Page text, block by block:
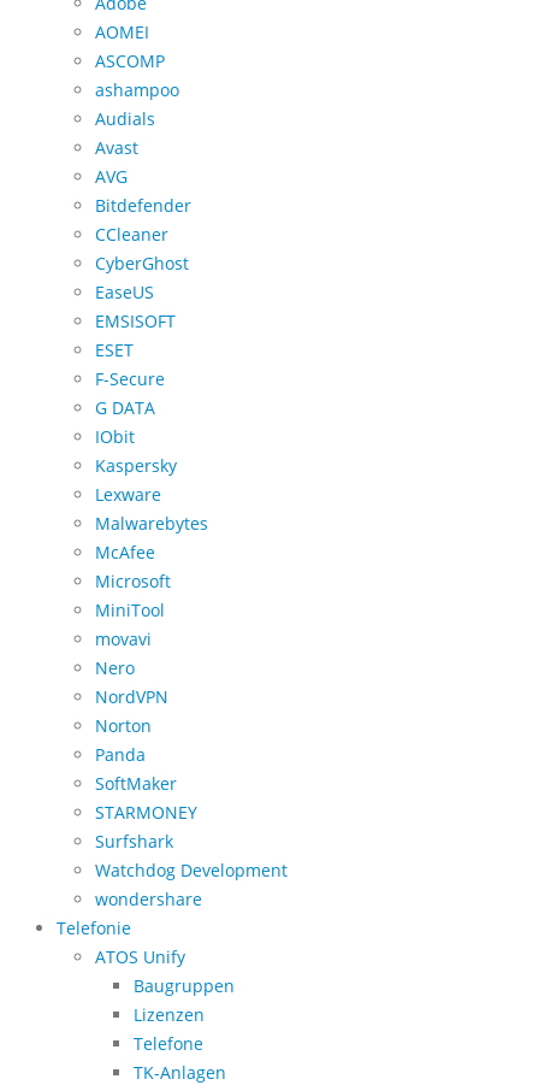
AOMEI
ASCOMP
ashampoo
Audials
Avast
AVG
Bitdefender
CCleaner
CyberGhost
EaseUS
EMSISOFT
ESET
F-Secure
G DATA
IObit
Kaspersky
Lexware
Malwarebytes
McAfee
Microsoft
MiniTool
movavi
Nero
NordVPN
Norton
Panda
SoftMaker
STARMONEY
Surfshark
Watchdog Development
wondershare
Telefonie
ATOS Unify
Baugruppen
Lizenzen
Telefone
TK-Anlagen